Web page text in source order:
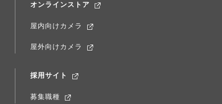
オンラインストア
屋内向けカメラ
屋外向けカメラ
採用サイト
募集職種